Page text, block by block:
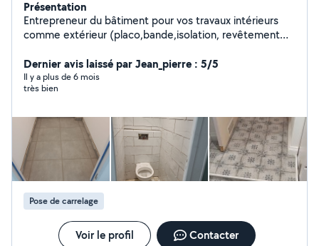
Présentation
Entrepreneur du bâtiment pour vos travaux intérieurs
comme extérieur (placo,bande,isolation, revêtement
de cuisine, maçonnerie, faïence, carrelage...) une
formation en électricité et titulaire d'un CAP en
couverture.
Dernier avis laissé par Jean_pierre : 5/5
Il y a plus de 6 mois
très bien
Pose de carrelage
Voir le profil Contacter